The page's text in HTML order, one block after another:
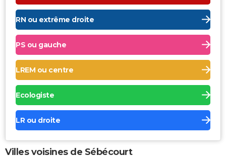
RN ou extrême droite
PS ou gauche
LREM ou centre
Ecologiste
LR ou droite
Villes voisines de Sébécourt